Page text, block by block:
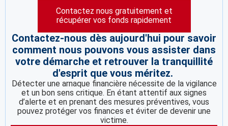
Contactez nous gratuitement et
récupérer vos fonds rapidement
Contactez-nous dès aujourd'hui pour savoir
comment nous pouvons vous assister dans
votre démarche et retrouver la tranquillité
d'esprit que vous méritez.
Détecter une arnaque financière nécessite de la vigilance
et un bon sens critique. En étant attentif aux signes
d’alerte et en prenant des mesures préventives, vous
pouvez protéger vos finances et éviter de devenir une
victime.